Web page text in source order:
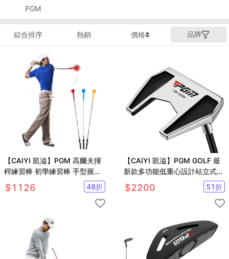
PGM
綜合排序 熱銷 價格 品牌
【CAIYI 凱溢】PGM 高爾夫揮
桿練習棒 初學練習棒 手型握把
練習揮桿棒 高爾夫球桿 初學球
桿
$1126 48折
【CAIYI 凱溢】PGM GOLF 最
新款多功能低重心設計站立式高
爾夫推桿
$2200 51折